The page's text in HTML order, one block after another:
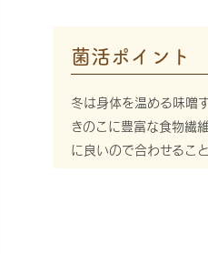
菌活ポイント
冬は身体を温める味噌
きのこに豊富な食物繊
に良いので合わせるこ